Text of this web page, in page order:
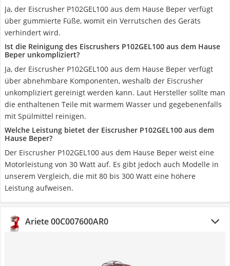
Ja, der Eiscrusher P102GEL100 aus dem Hause Beper verfügt
über gummierte Füße, womit ein Verrutschen des Geräts
verhindert wird.
Ist die Reinigung des Eiscrushers P102GEL100 aus dem Hause
Beper unkompliziert?
Ja, der Eiscrusher P102GEL100 aus dem Hause Beper verfügt
über abnehmbare Komponenten, weshalb der Eiscrusher
unkompliziert gereinigt werden kann. Laut Hersteller sollte man
die enthaltenen Teile mit warmem Wasser und gegebenenfalls
mit Spülmittel reinigen.
Welche Leistung bietet der Eiscrusher P102GEL100 aus dem
Hause Beper?
Der Eiscrusher P102GEL100 aus dem Hause Beper weist eine
Motorleistung von 30 Watt auf. Es gibt jedoch auch Modelle in
unserem Vergleich, die mit 80 bis 300 Watt eine höhere
Leistung aufweisen.
Ariete 00C007600AR0